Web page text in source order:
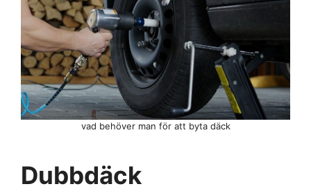
vad behöver man för att byta däck
Dubbdäck